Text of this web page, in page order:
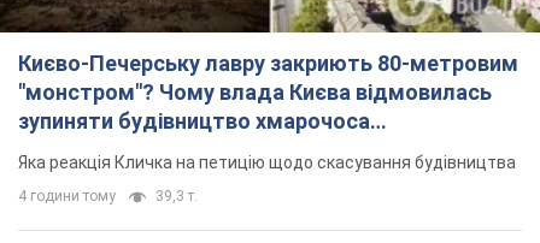
є постраждалі. Фото та відео
Для терору ворог застосував ракети та дрони
годину тому 54,9 т.
МЗС Болгарії викликало українського посла
через інцидент із дроном: що сталося
Бесіда відбудеться 10 серпня